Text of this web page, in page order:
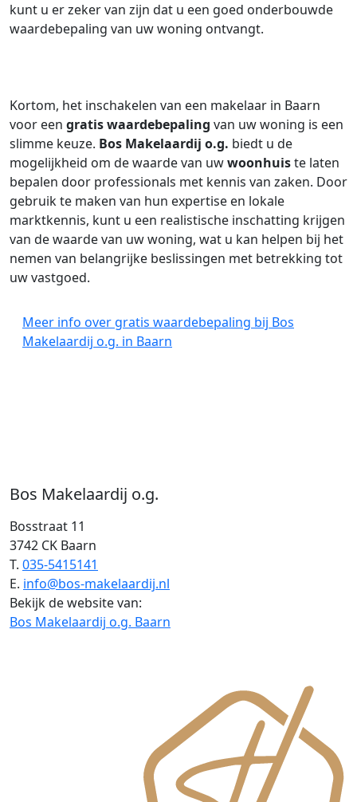
Bos Makelaardij o.g.
Bosstraat 11
3742 CK Baarn
T. 035-5415141
E. info@bos-makelaardij.nl
Bekijk de website van:
Bos Makelaardij o.g. Baarn
kunt u er zeker van zijn dat u een goed onderbouwde
waardebepaling van uw woning ontvangt.
Kortom, het inschakelen van een makelaar in Baarn
voor een gratis waardebepaling van uw woning is een
slimme keuze. Bos Makelaardij o.g. biedt u de
mogelijkheid om de waarde van uwwoonhuiste laten
bepalen door professionals met kennis van zaken. Door
gebruik te maken van hun expertise en lokale
marktkennis, kunt u een realistische inschatting krijgen
van de waarde van uw woning, wat u kan helpen bij het
nemen van belangrijke beslissingen met betrekking tot
uw vastgoed.
Meer info over gratis waardebepaling bij Bos
Makelaardij o.g. in Baarn